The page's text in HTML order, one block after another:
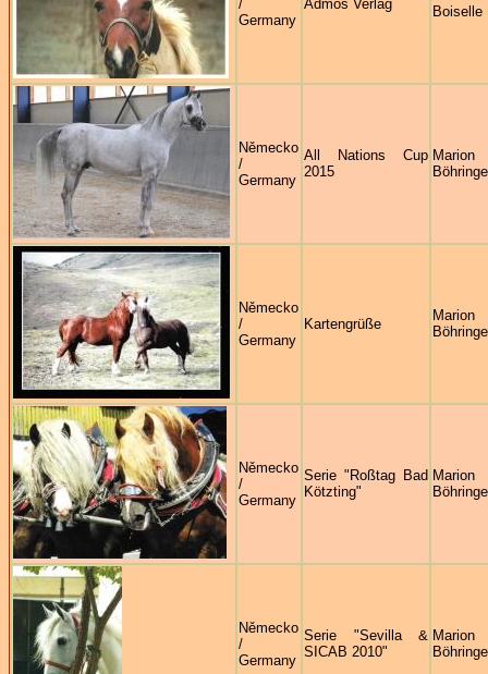
/
Germany
Admos Verlag
Boiselle
Německo
/
Germany
All Nations Cup
2015
Marion
Německo
/
Germany
Kartengrüße
Marion
Německo
/
Germany
Serie "Roßtag Bad
Kötzting"
Marion
Německo
/
Germany
Serie "Sevilla &
SICAB 2010"
Marion